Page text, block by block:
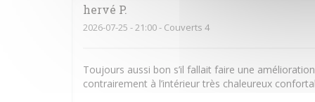
hervé P
2026-07-25 - 21:00 - Couverts 4
Toujours aussi bon s’il fallait faire une
contrairement à l’intérieur très chaleureux